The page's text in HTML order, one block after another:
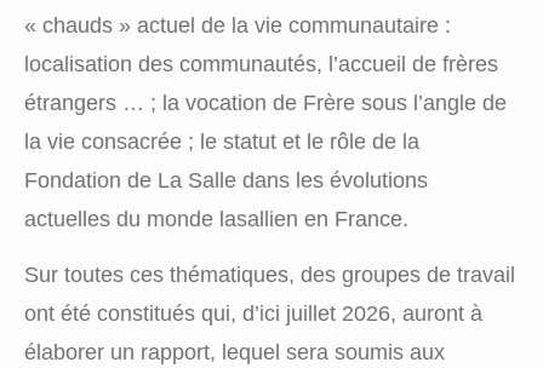
« chauds » actuel de la vie communautaire :
localisation des communautés, l’accueil de frères
étrangers … ; la vocation de Frère sous l’angle de
la vie consacrée ; le statut et le rôle de la
Fondation de La Salle dans les évolutions
actuelles du monde lasallien en France.
Sur toutes ces thématiques, des groupes de travail
ont été constitués qui, d’ici juillet 2026, auront à
élaborer un rapport, lequel sera soumis aux